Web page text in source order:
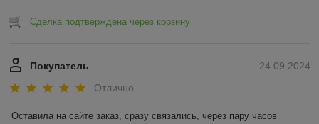
Сделка подтверждена через корзину
24.09.2024
Покупатель
Отлично
Оставила на сайте заказ, сразу связались, через пару часов